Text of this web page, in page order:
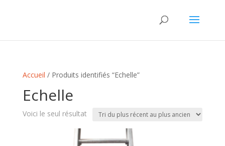
Accueil / Produits identifiés “Echelle”
Echelle
Voici le seul résultat